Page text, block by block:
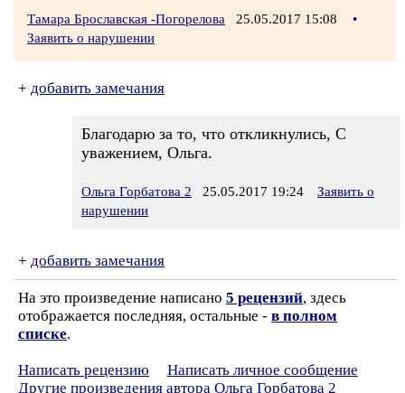
Тамара Брославская -Погорелова 25.05.2017 15:08
•
Заявить о нарушении
+ добавить замечания
Благодарю за то, что откликнулись, С
уважением, Ольга.
Ольга Горбатова 2 25.05.2017 19:24
Заявить о
нарушении
+ добавить замечания
На это произведение написано 5 рецензий, здесь
отображается последняя, остальные - в полном
списке.
Написать рецензию
Написать личное сообщение
Другие произведения автора Ольга Горбатова 2